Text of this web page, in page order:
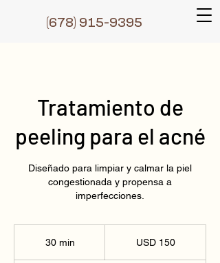
(678) 915-9395
Tratamiento de
peeling para el acné
Diseñado para limpiar y calmar la piel
congestionada y propensa a
imperfecciones.
30 min
estadounidensesUSD 150